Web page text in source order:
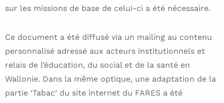
sur les missions de base de celui-ci a été nécessaire.
Ce document a été diffusé via un mailing au contenu
personnalisé adressé aux acteurs institutionnels et
relais de l’éducation, du social et de la santé en
Wallonie. Dans la même optique, une adaptation de la
partie ‘Tabac’ du site internet du FARES a été